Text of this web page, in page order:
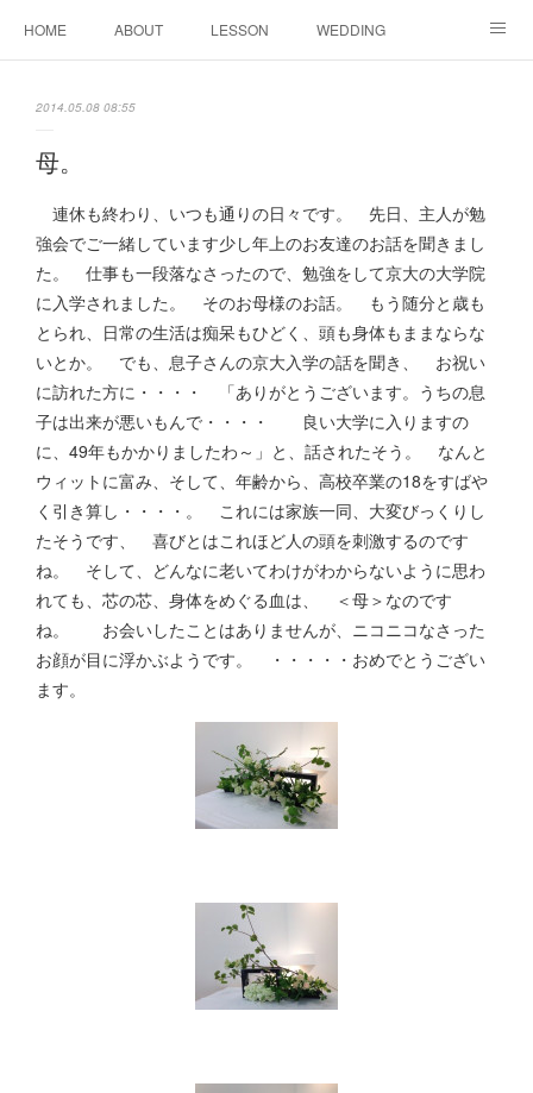
HOME ABOUT LESSON WEDDING
2014.05.08 08:55
母。
連休も終わり、いつも通りの日々です。 先日、主人が勉
強会でご一緒しています少し年上のお友達のお話を聞きまし
た。 仕事も一段落なさったので、勉強をして京大の大学院
に入学されました。 そのお母様のお話。 もう随分と歳も
とられ、日常の生活は痴呆もひどく、頭も身体もままならな
いとか。 でも、息子さんの京大入学の話を聞き、 お祝い
に訪れた方に・・・・ 「ありがとうございます。うちの息
子は出来が悪いもんで・・・・ 良い大学に入りますの
に、49年もかかりましたわ～」と、話されたそう。 なんと
ウィットに富み、そして、年齢から、高校卒業の18をすばや
く引き算し・・・・。 これには家族一同、大変びっくりし
たそうです、 喜びとはこれほど人の頭を刺激するのです
ね。 そして、どんなに老いてわけがわからないように思わ
れても、芯の芯、身体をめぐる血は、 ＜母＞なのです
ね。 お会いしたことはありませんが、ニコニコなさった
お顔が目に浮かぶようです。 ・・・・・おめでとうござい
ます。